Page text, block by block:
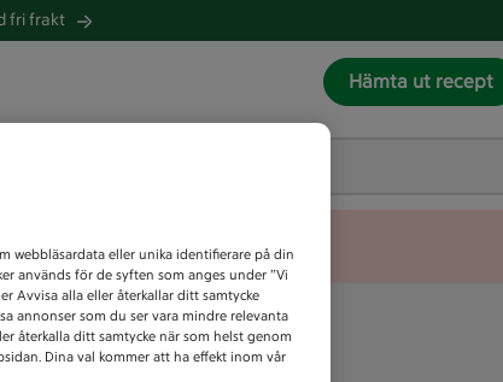
fri frakt
Hämta ut recept
Unknown error
webbläsardata eller unika identifierare på din
används för de syften som anges under ”Vi
Avvisa alla eller återkallar ditt samtycke
annonser som du ser vara mindre relevanta
återkalla ditt samtycke när som helst genom
Dina val kommer att ha effekt inom vår